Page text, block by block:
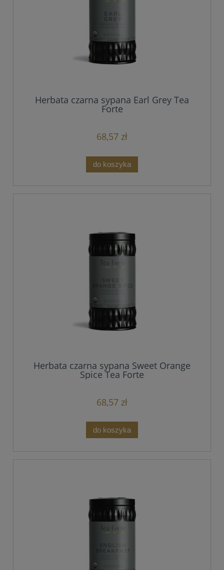
Herbata czarna sypana Earl Grey Tea
Forte
68,57 zł
do koszyka
Herbata czarna sypana Sweet Orange
Spice Tea Forte
68,57 zł
do koszyka